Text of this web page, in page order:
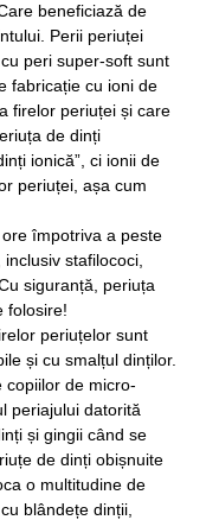
beneficiază de
Perii periuței
peri super-soft sunt
fabricație cu ioni de
firelor periuței și care
de dinți
ionică”, ci ionii de
periuței, așa cum
împotriva a peste
stafilococi,
siguranță, periuța
folosire!
periuțelor sunt
și cu smalțul dinților.
copiilor de micro-
periajului datorită
și gingii când se
de dinți obișnuite
o multitudine de
blândețe dinții,